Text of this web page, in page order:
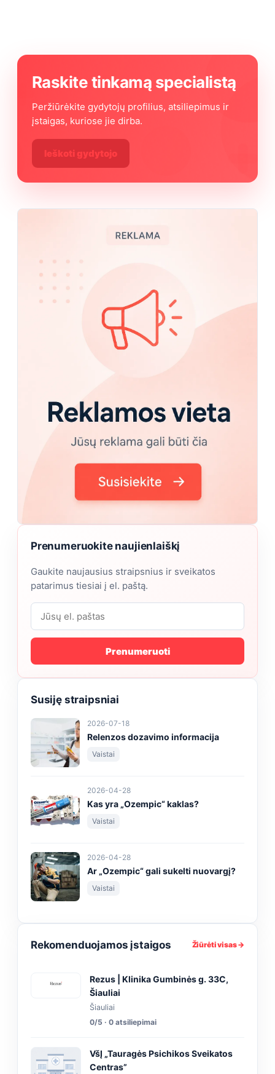
Raskite tinkamą specialistą
Peržiūrėkite gydytojų profilius, atsiliepimus ir
įstaigas, kuriose jie dirba.
Ieškoti gydytojo
Prenumeruokite naujienlaiškį
Gaukite naujausius straipsnius ir sveikatos
patarimus tiesiai į el. paštą.
Prenumeruoti
Susiję straipsniai
2026-07-18
Relenzos dozavimo informacija
Vaistai
2026-04-28
Kas yra „Ozempic“ kaklas?
Vaistai
2026-04-28
Ar „Ozempic“ gali sukelti nuovargį?
Vaistai
Rekomenduojamos įstaigos Žiūrėti visas →
Rezus | Klinika Gumbinės g. 33C,
Šiauliai
Šiauliai
0/5 · 0 atsiliepimai
VšĮ „Tauragės Psichikos Sveikatos
Centras”